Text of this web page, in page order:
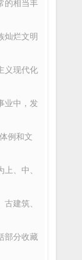
的相当丰
灿烂文明
义现代化
业中，发
例和文
、中、
建筑、
部分收藏